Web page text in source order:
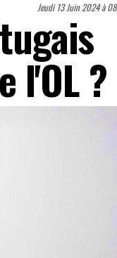
Jeudi 13 Juin 2024 à
l'OL ?